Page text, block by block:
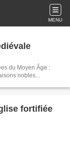
MENU
du Moyen Âge :
nobles...
fortifiée